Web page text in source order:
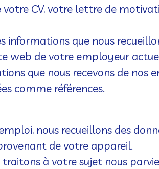
votre CV, votre lettre de
informations que nous
web de votre employeur
que nous recevons de nos
comme références.
nous recueillons des
de votre appareil.
à votre sujet nous